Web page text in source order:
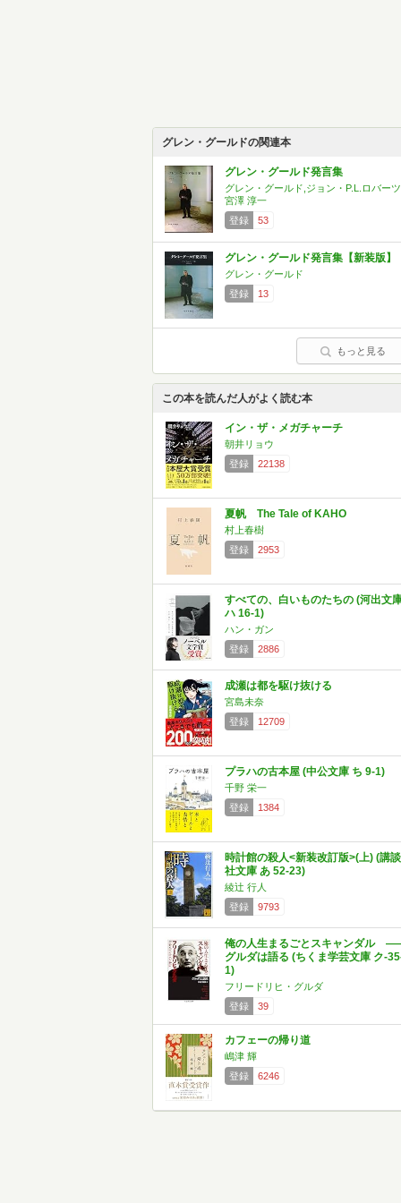
グレン・グールドの関連本
グレン・グールド発言集
グレン・グールド,ジョン・P.L.ロバー
宮澤 淳一
登録
53
グレン・グールド発言集【新装版】
グレン・グールド
登録
13
もっと見る
この本を読んだ人がよく読む本
イン・ザ・メガチャーチ
朝井リョウ
登録
22138
夏帆 The Tale of KAHO
村上春樹
登録
2953
すべての、白いものたちの (河出文
ハ 16-1)
ハン・ガン
登録
2886
成瀬は都を駆け抜ける
宮島未奈
登録
12709
プラハの古本屋 (中公文庫 ち 9-1)
千野 栄一
登録
1384
時計館の殺人<新装改訂版>(上) (講談
社文庫 あ 52-23)
綾辻 行人
登録
9793
俺の人生まるごとスキャンダル
グルダは語る (ちくま学芸文庫 ク-
1)
フリードリヒ・グルダ
登録
39
カフェーの帰り道
嶋津 輝
登録
6246